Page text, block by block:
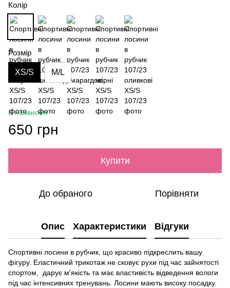
Колір
Розмір
XS/S M/L
В наявності
650 грн
Купити
До обраного Порівняти
Опис Характеристики Відгуки
Спортивні лосини в рубчик, що красиво підкреслить вашу
фігуру. Еластичний трикотаж не сковує рухи під час зайнятості
спортом,
дарує м'якість та має властивість відведення вологи
під час інтенсивних тренувань. Лосини мають високу посадку.